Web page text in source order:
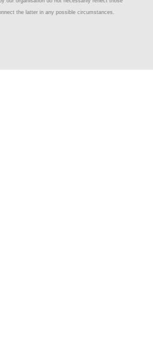
the latter in any possible circumstances.